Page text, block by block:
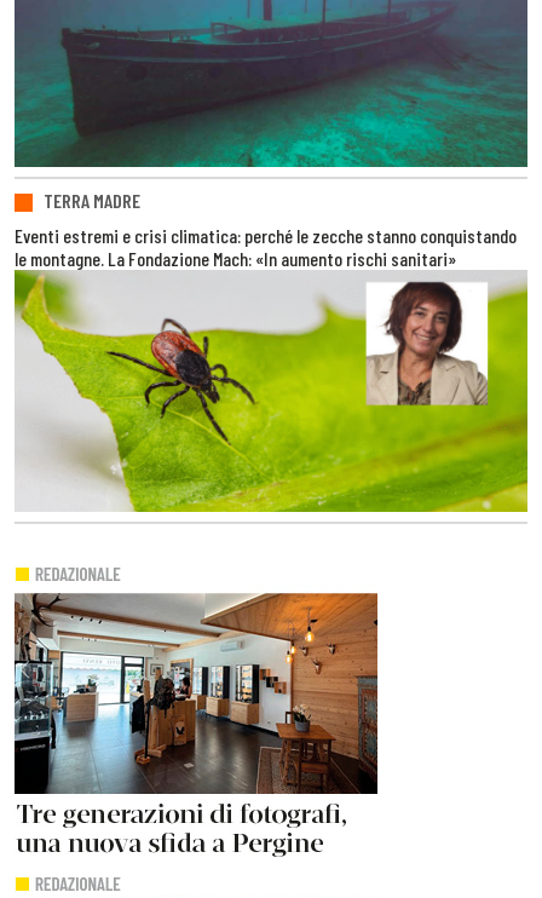
TERRA MADRE
Eventi estremi e crisi climatica: perché le zecche stanno conquistando
le montagne. La Fondazione Mach: «In aumento rischi sanitari»